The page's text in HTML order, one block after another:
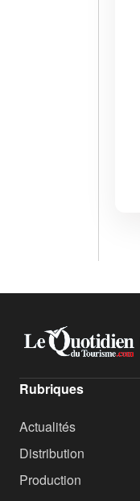
Rubriques
Actualités
Distribution
Production